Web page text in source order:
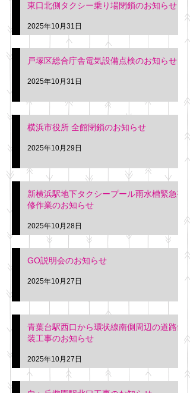
東口北側タクシー乗り場閉鎖のお知らせ
2025年10月31日
戸塚区総合庁舎電気設備点検のお知らせ
2025年10月31日
横浜市役所 全館閉鎖のお知らせ
2025年10月29日
新横浜駅地下タクシープール雨水槽緊急補
修作業のお知らせ
2025年10月28日
GO説明会のお知らせ
2025年10月27日
青葉台駅西口から環状線南側周辺の道路舗
装工事のお知らせ
2025年10月27日